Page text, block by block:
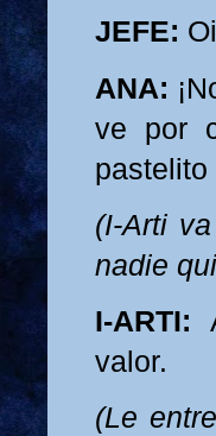
JEFE:
ANA:
ve por
pastelito
(I-Arti
nadie
I-ARTI:
valor.
(Le